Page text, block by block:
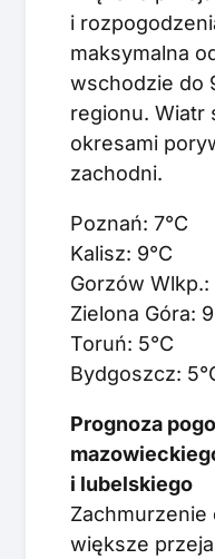
i
maksymalna
wschodzie do
regionu. Wiatr
okresami
zachodni.
Poznań: 7°C
Kalisz: 9°C
Gorzów Wlkp.:
Zielona
Toruń: 5°C
Bydgoszcz:
Prognoza
i lubelskiego
Zachmurzenie
większe